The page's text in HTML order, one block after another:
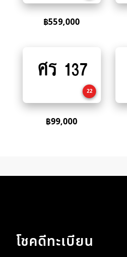
฿559,000
to
ศร 137
22
฿99,000
โชคดีทะเบียน